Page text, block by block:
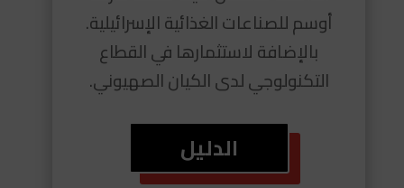
أوسم للصناعات الغذائية الإسرائيلية.
بالإضافة لاستثمارها في القطاع
التكنولوجي لدى الكيان الصهيوني.
الدليل